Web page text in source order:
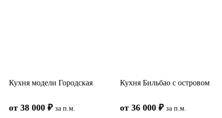
Кухня модели Городская
от 38 000 ₽ за п.м.
Кухня Бильбао c островом
от 36 000 ₽ за п.м.